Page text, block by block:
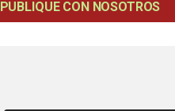
PUBLIQUE CON NOSOTROS